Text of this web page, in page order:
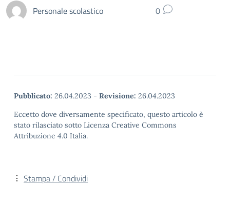
Personale scolastico 0
Pubblicato: 26.04.2023 - Revisione: 26.04.2023
Eccetto dove diversamente specificato, questo articolo è
stato rilasciato sotto Licenza Creative Commons
Attribuzione 4.0 Italia.
Stampa / Condividi